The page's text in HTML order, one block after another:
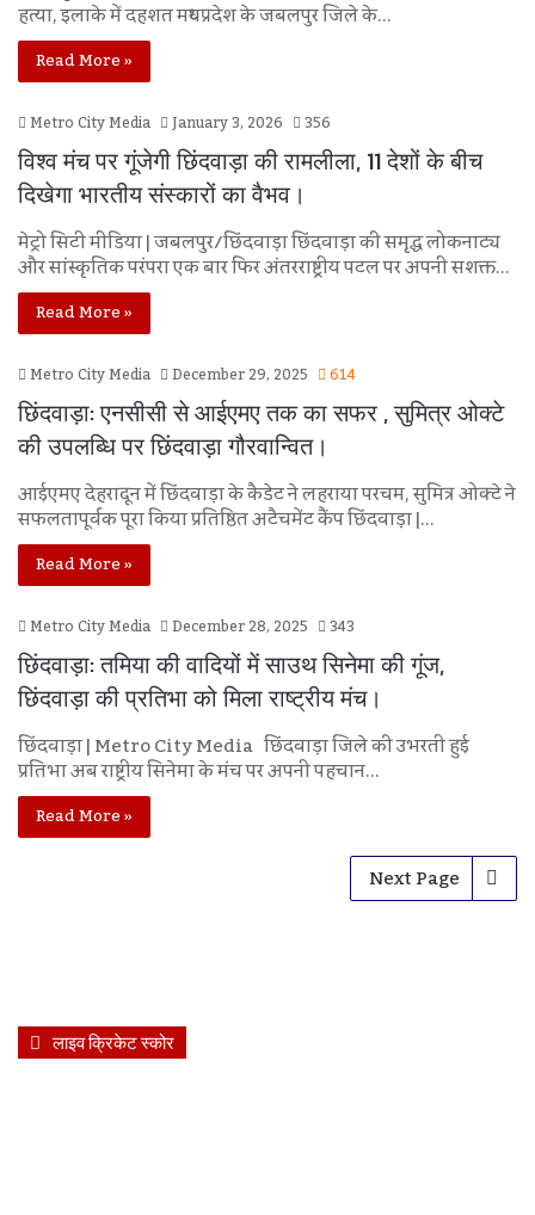
हत्या, इलाके में दहशत मध्यप्रदेश के जबलपुर जिले के…
Read More »
Metro City Media January 3, 2026 356
विश्व मंच पर गूंजेगी छिंदवाड़ा की रामलीला, 11 देशों के बीच
दिखेगा भारतीय संस्कारों का वैभव।
मेट्रो सिटी मीडिया | जबलपुर/छिंदवाड़ा छिंदवाड़ा की समृद्ध लोकनाट्य
और सांस्कृतिक परंपरा एक बार फिर अंतरराष्ट्रीय पटल पर अपनी सशक्त…
Read More »
Metro City Media December 29, 2025 614
छिंदवाड़ा: एनसीसी से आईएमए तक का सफर , सुमित्र ओक्टे
की उपलब्धि पर छिंदवाड़ा गौरवान्वित।
आईएमए देहरादून में छिंदवाड़ा के कैडेट ने लहराया परचम, सुमित्र ओक्टे ने
सफलतापूर्वक पूरा किया प्रतिष्ठित अटैचमेंट कैंप छिंदवाड़ा |…
Read More »
Metro City Media December 28, 2025 343
छिंदवाड़ा: तमिया की वादियों में साउथ सिनेमा की गूंज,
छिंदवाड़ा की प्रतिभा को मिला राष्ट्रीय मंच।
छिंदवाड़ा | Metro City Media छिंदवाड़ा जिले की उभरती हुई
प्रतिभा अब राष्ट्रीय सिनेमा के मंच पर अपनी पहचान…
Read More »
Next Page
लाइव क्रिकेट स्कोर